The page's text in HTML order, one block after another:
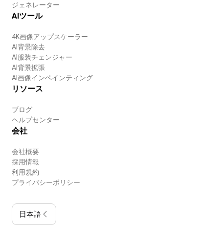
ジェネレーター
AIツール
4K画像アップスケーラー
AI背景除去
AI服装チェンジャー
AI背景拡張
AI画像インペインティング
リソース
ブログ
ヘルプセンター
会社
会社概要
採用情報
利用規約
プライバシーポリシー
日本語